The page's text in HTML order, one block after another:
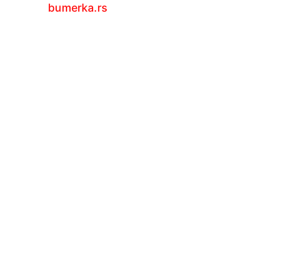
bumerka.rs